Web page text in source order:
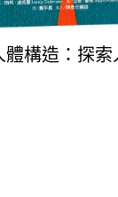
體構造：探